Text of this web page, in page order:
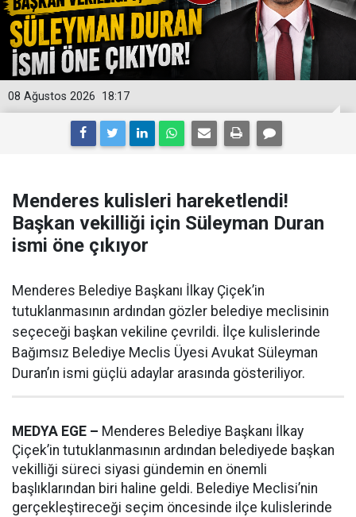
18:17
08 Ağustos 2026
Menderes kulisleri hareketlendi!
Başkan vekilliği için Süleyman Duran
ismi öne çıkıyor
Menderes Belediye Başkanı İlkay Çiçek’in
tutuklanmasının ardından gözler belediye meclisinin
seçeceği başkan vekiline çevrildi. İlçe kulislerinde
Bağımsız Belediye Meclis Üyesi Avukat Süleyman
Duran’ın ismi güçlü adaylar arasında gösteriliyor.
MEDYA EGE – Menderes Belediye Başkanı İlkay
Çiçek’in tutuklanmasının ardından belediyede başkan
vekilliği süreci siyasi gündemin en önemli
başlıklarından biri haline geldi. Belediye Meclisi’nin
gerçekleştireceği seçim öncesinde ilçe kulislerinde